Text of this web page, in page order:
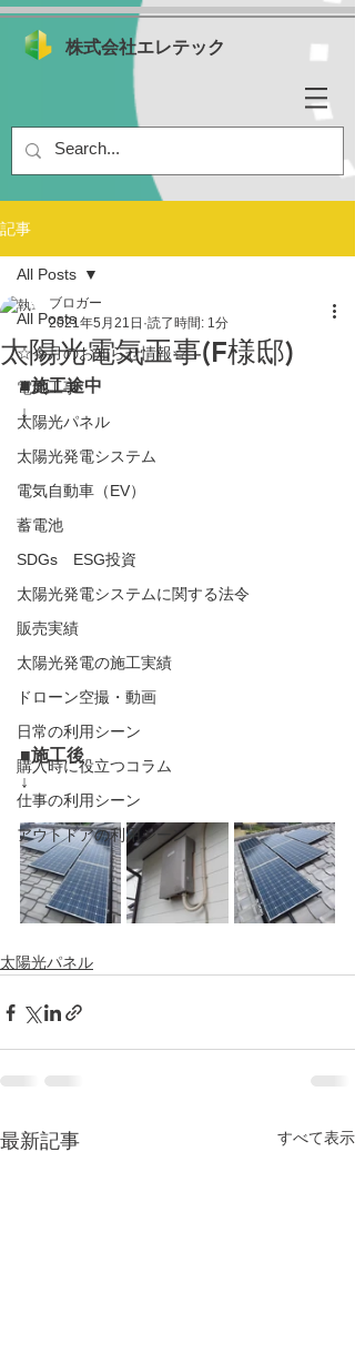
株式会社エレテック
記事
All Posts
☆今月のお知らせ情報☆
電気工事
太陽光パネル
太陽光発電システム
電気自動車（EV）
蓄電池
SDGs ESG投資
太陽光発電システムに関する法令
販売実績
太陽光発電の施工実績
ドローン空撮・動画
日常の利用シーン
購入時に役立つコラム
仕事の利用シーン
アウトドアの利用シーン
All Posts
太陽光電気工事(F様邸)
ブロガー
2021年5月21日 読了時間: 1分
■施工途中
↓
■施工後
↓
太陽光パネル
最新記事 すべて表示